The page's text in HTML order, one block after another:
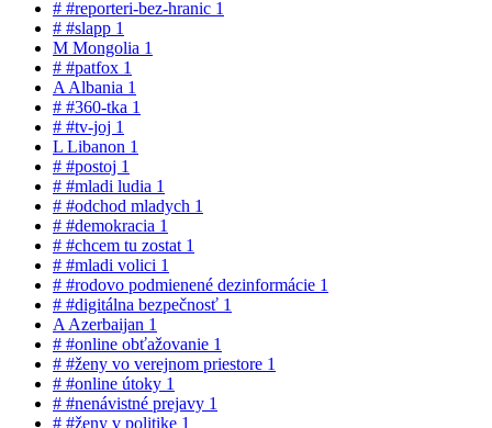
# #reporteri-bez-hranic 1
# #slapp 1
M Mongolia 1
# #patfox 1
A Albania 1
# #360-tka 1
# #tv-joj 1
L Libanon 1
# #postoj 1
# #mladi ludia 1
# #odchod mladych 1
# #demokracia 1
# #chcem tu zostat 1
# #mladi volici 1
# #rodovo podmienené dezinformácie 1
# #digitálna bezpečnosť 1
A Azerbaijan 1
# #online obťažovanie 1
# #ženy vo verejnom priestore 1
# #online útoky 1
# #nenávistné prejavy 1
# #ženy v politike 1